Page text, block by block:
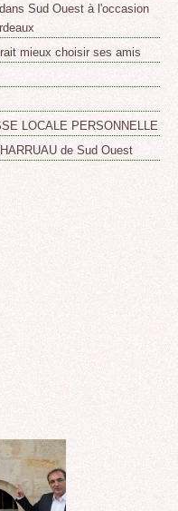
Sud Ouest à l'occasion
mieux choisir ses amis
LOCALE PERSONNELLE
de Sud Ouest